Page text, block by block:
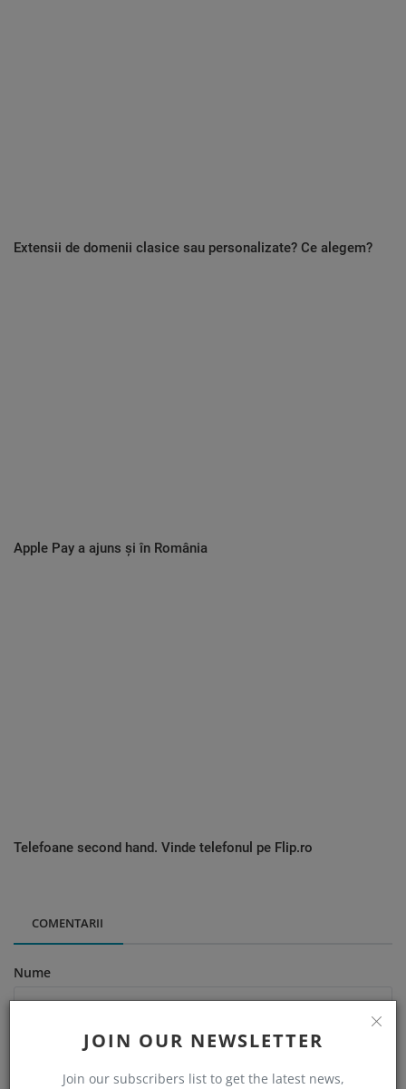
JOIN OUR NEWSLETTER
Join our subscribers list to get the latest news,
Extensii de domenii clasice sau personalizate? Ce alegem?
Apple Pay a ajuns și în România
Telefoane second hand. Vinde telefonul pe Flip.ro
COMENTARII
Nume